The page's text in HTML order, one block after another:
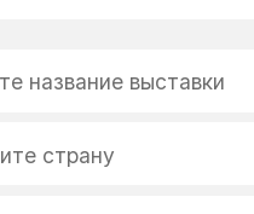
название выставки
страну